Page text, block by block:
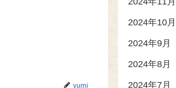
yumi
2024年10月
2024年9月
2024年8月
2024年7月